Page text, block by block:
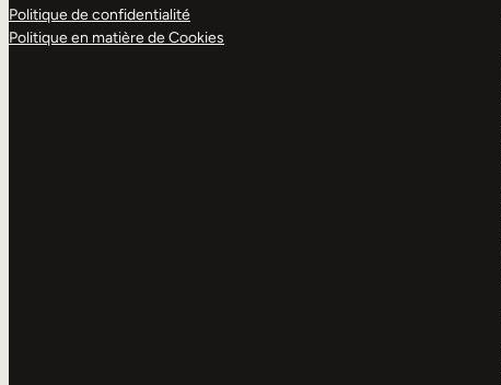
Politique de confidentialité
Politique en matière de Cookies